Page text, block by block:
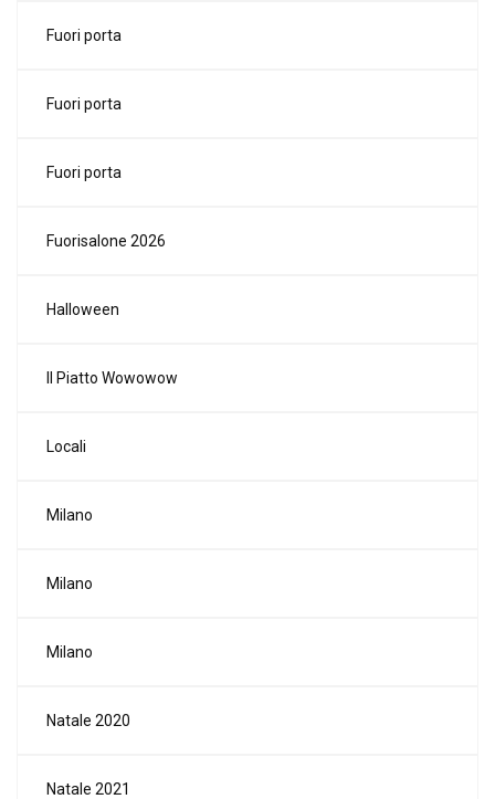
Fuori porta
Fuori porta
Fuori porta
Fuorisalone 2026
Halloween
Il Piatto Wowowow
Locali
Milano
Milano
Milano
Natale 2020
Natale 2021